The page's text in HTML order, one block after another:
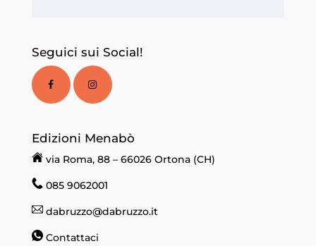
Seguici sui Social!
Edizioni Menabò
via Roma, 88 – 66026 Ortona (CH)
085 9062001
dabruzzo@dabruzzo.it
Contattaci